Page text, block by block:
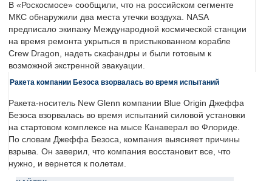
В «Роскосмосе» сообщили, что на российском сегменте
МКС обнаружили два места утечки воздуха. NASA
предписало экипажу Международной космической станции
на время ремонта укрыться в пристыкованном корабле
Crew Dragon, надеть скафандры и были готовым к
возможной экстренной эвакуации.
Ракета компании Безоса взорвалась во время испытаний
Ракета-носитель New Glenn компании Blue Origin Джеффа
Безоса взорвалась во время испытаний силовой установки
на стартовом комплексе на мысе Канаверал во Флориде.
По словам Джеффа Безоса, компания выясняет причины
взрыва. Он заверил, что компания восстановит все, что
нужно, и вернется к полетам.